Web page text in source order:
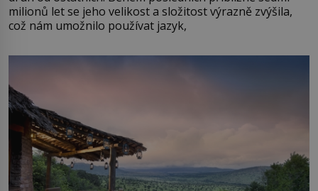
milionů let se jeho velikost a složitost výrazně zvýšila,
což nám umožnilo používat jazyk,